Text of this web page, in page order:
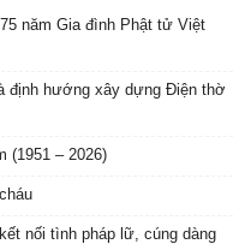
năm Gia đình Phật tử Việt
định hướng xây dựng Điện thờ
(1951 – 2026)
nối tình pháp lữ, cúng dàng